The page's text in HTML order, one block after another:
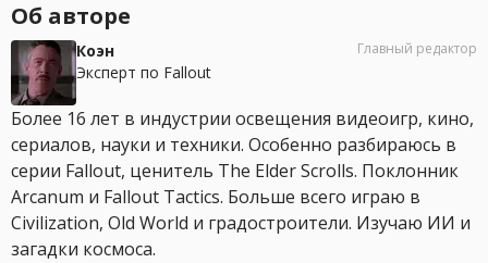
Об авторе
Коэн
Эксперт по Fallout
Главный редактор
Более 16 лет в индустрии освещения видеоигр, кино,
сериалов, науки и техники. Особенно разбираюсь в
серии Fallout, ценитель The Elder Scrolls. Поклонник
Arcanum и Fallout Tactics. Больше всего играю в
Civilization, Old World и градостроители. Изучаю ИИ и
загадки космоса.